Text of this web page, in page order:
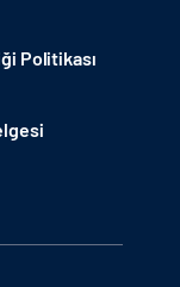
Politikası